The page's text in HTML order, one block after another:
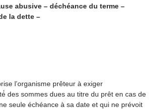
abusive – déchéance du terme –
la dette –
l’organisme prêteur à exiger
des sommes dues au titre du prêt en cas de
seule échéance à sa date et qui ne prévoit